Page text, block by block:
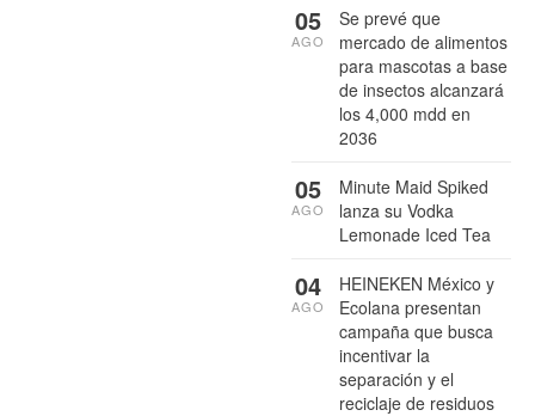
Se prevé que
mercado de alimentos
para mascotas a base
de insectos alcanzará
los 4,000 mdd en
2036
05
AGO
Minute Maid Spiked
lanza su Vodka
Lemonade Iced Tea
05
AGO
HEINEKEN México y
Ecolana presentan
campaña que busca
incentivar la
separación y el
reciclaje de residuos
04
AGO